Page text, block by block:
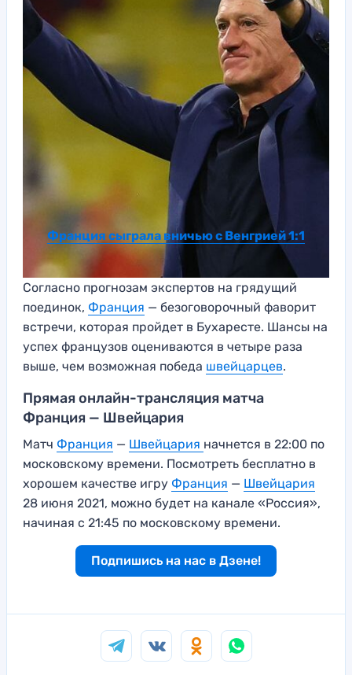
Франция сыграла вничью с Венгрией 1:1
Согласно прогнозам экспертов на грядущий
поединок, Франция — безоговорочный фаворит
встречи, которая пройдет в Бухаресте. Шансы на
успех французов оцениваются в четыре раза
выше, чем возможная победа швейцарцев.
Прямая онлайн-трансляция матча
Франция — Швейцария
Матч Франция — Швейцария начнется в 22:00 по
московскому времени. Посмотреть бесплатно в
хорошем качестве игру Франция — Швейцария
28 июня 2021, можно будет на канале «Россия»,
начиная с 21:45 по московскому времени.
Подпишись на нас в Дзене!